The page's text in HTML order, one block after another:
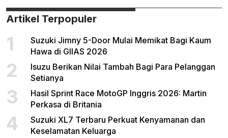
Artikel Terpopuler
1
Suzuki Jimny 5-Door Mulai Memikat Bagi Kaum
Hawa di GIIAS 2026
2
Isuzu Berikan Nilai Tambah Bagi Para Pelanggan
Setianya
3
Hasil Sprint Race MotoGP Inggris 2026: Martin
Perkasa di Britania
4
Suzuki XL7 Terbaru Perkuat Kenyamanan dan
Keselamatan Keluarga